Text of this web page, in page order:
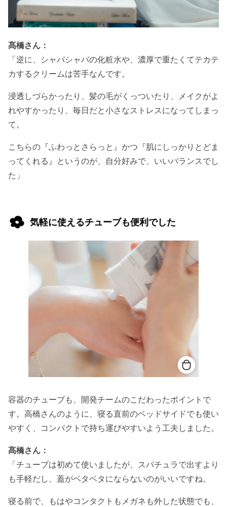
髙橋さん：
「逆に、シャバシャバの化粧水や、濃厚で重たくてテカテ
カするクリームは苦手なんです。
浸透しづらかったり、髪の毛がくっついたり、メイクがよ
れやすかったり、毎日だと小さなストレスになってしまっ
て。
こちらの『ふわっとさらっと』かつ『肌にしっかりとどま
ってくれる』というのが、自分好みで、いいバランスでし
た」
気軽に使えるチューブも便利でした
容器のチューブも、開発チームのこだわったポイントで
す。高橋さんのように、寝る直前のベッドサイドでも使い
やすく、コンパクトで持ち運びやすいよう工夫しました。
髙橋さん：
「チューブは初めて使いましたが、スパチュラで出すより
も手軽だし、蓋がベタベタにならないのがいいですね。
寝る前で、もはやコンタクトもメガネも外した状態でも、